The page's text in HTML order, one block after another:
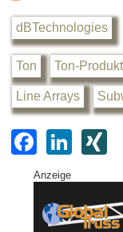
dBTechnologies
Ton Ton-
Line Arrays
F
a
c
e
Li
k
e
Anzeige